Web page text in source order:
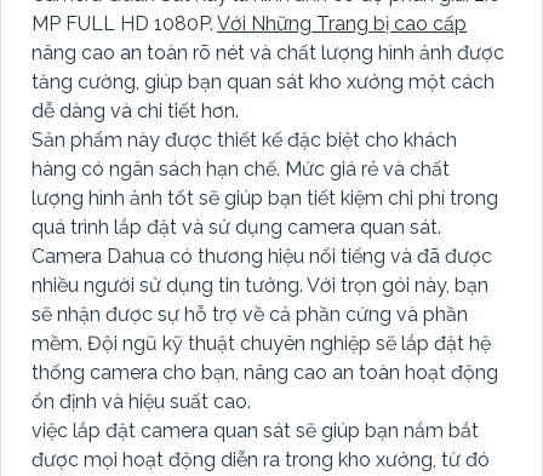
MP FULL HD 1080P. Với Những Trang bị cao cấp
nâng cao an toàn rõ nét và chất lượng hình ảnh được
tăng cường, giúp bạn quan sát kho xưởng một cách
dễ dàng và chi tiết hơn.
Sản phẩm này được thiết kế đặc biệt cho khách
hàng có ngân sách hạn chế. Mức giá rẻ và chất
lượng hình ảnh tốt sẽ giúp bạn tiết kiệm chi phí trong
quá trình lắp đặt và sử dụng camera quan sát.
Camera Dahua có thương hiệu nổi tiếng và đã được
nhiều người sử dụng tin tưởng. Với trọn gói này, bạn
sẽ nhận được sự hỗ trợ về cả phần cứng và phần
mềm. Đội ngũ kỹ thuật chuyên nghiệp sẽ lắp đặt hệ
thống camera cho bạn, nâng cao an toàn hoạt động
ổn định và hiệu suất cao.
việc lắp đặt camera quan sát sẽ giúp bạn nắm bắt
được mọi hoạt động diễn ra trong kho xưởng, từ đó